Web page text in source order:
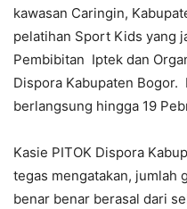
kawasan Caringin,
pelatihan Sport Kids yang
Pembibitan Iptek dan
Dispora Kabupaten Bogor.
berlangsung hingga 19
Kasie PITOK Dispora
tegas mengatakan, jumlah
benar benar berasal dari